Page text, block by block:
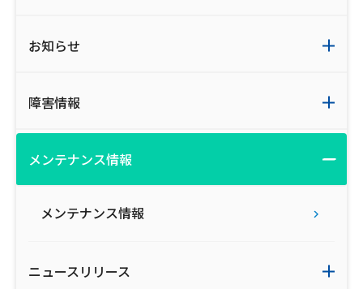
お知らせ
障害情報
メンテナンス情報
メンテナンス情報
ニュースリリース